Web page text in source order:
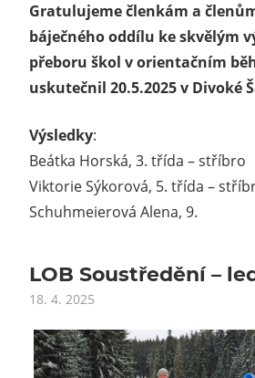
Gratulujeme členkám a
báječného oddílu ke skvělým
přeboru škol v orientačním
uskutečnil 20.5.2025 v Divoké
Výsledky:
Beátka Horská, 3. třída – stříbro
Viktorie Sýkorová, 5. třída –
Schuhmeierová Alena, 9.
LOB Soustředění –
18. 4. 2025